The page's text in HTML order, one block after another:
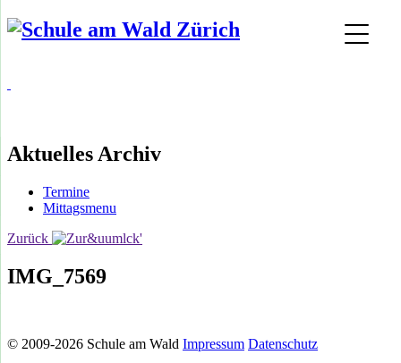
Aktuelles Archiv
Termine
Mittagsmenu
Zurück
IMG_7569
© 2009-2026 Schule am Wald Impressum Datenschutz